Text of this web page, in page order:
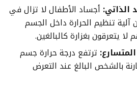
الذاتي: أجساد الأطفال لا تزال في
آلية تنظيم الحرارة داخل الجسم
يتعرقون بغزارة كالبالغين.
ترتفع درجة حرارة جسم
بالشخص البالغ عند التعرض